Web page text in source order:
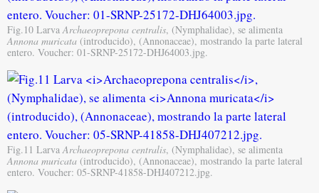
Fig.10 LarvaArchaeoprepona centralis, (Nymphalidae), se alimenta
Annona muricata (introducido), (Annonaceae), mostrando la parte lateral
entero. Voucher: 01-SRNP-25172-DHJ64003.jpg.
Fig.11 LarvaArchaeoprepona centralis, (Nymphalidae), se alimenta
Annona muricata (introducido), (Annonaceae), mostrando la parte lateral
entero. Voucher: 05-SRNP-41858-DHJ407212.jpg.